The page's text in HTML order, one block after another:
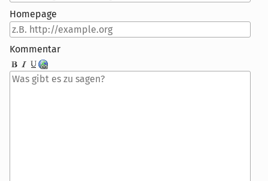
Homepage
Kommentar